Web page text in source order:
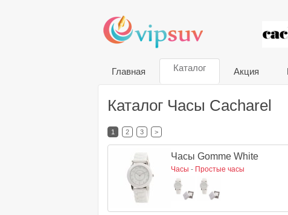
VIP
Главная Каталог Акция
Каталог Часы Cacharel
1 2 3 >
Часы Gomme White
Часы - Простые часы